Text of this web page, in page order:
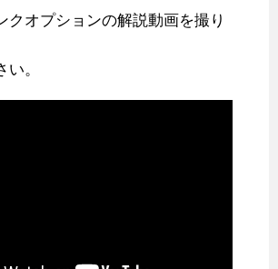
クオプションの解説動画を撮り
。